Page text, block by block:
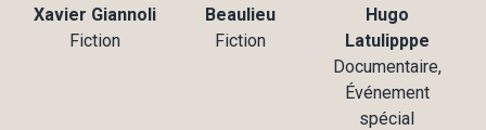
Xavier Giannoli
Fiction
Beaulieu
Fiction
Hugo
Latulipppe
Documentaire,
Événement
spécial